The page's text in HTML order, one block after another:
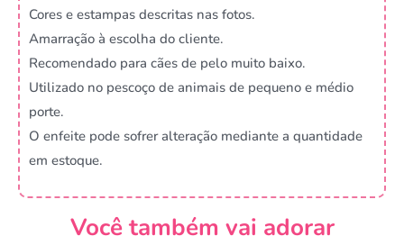
Cores e estampas descritas nas fotos.
Amarração à escolha do cliente.
Recomendado para cães de pelo muito baixo.
Utilizado no pescoço de animais de pequeno e médio
porte.
O enfeite pode sofrer alteração mediante a quantidade
em estoque.
Você também vai adorar